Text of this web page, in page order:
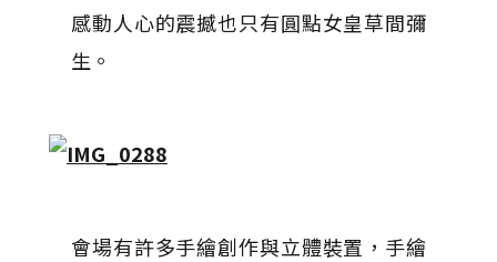
感動人心的震撼也只有圓點女皇草間彌
生。
會場有許多手繪創作與立體裝置，手繪